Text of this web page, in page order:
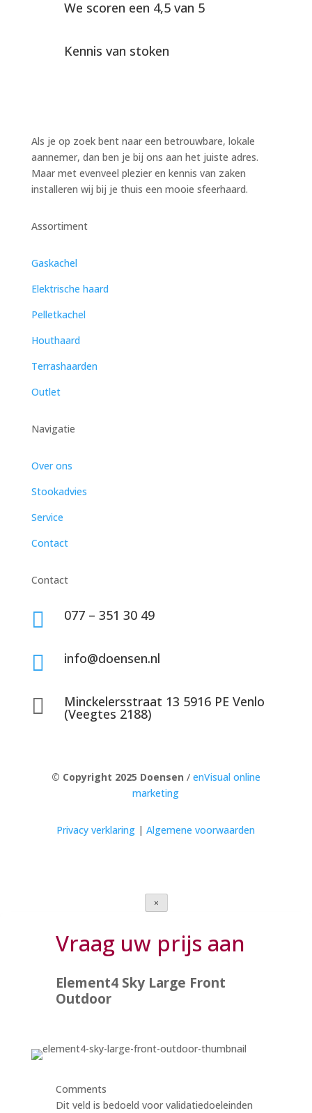
We scoren een 4,5 van 5
Kennis van stoken
Als je op zoek bent naar een betrouwbare, lokale
aannemer, dan ben je bij ons aan het juiste adres.
Maar met evenveel plezier en kennis van zaken
installeren wij bij je thuis een mooie sfeerhaard.
Assortiment
Gaskachel
Elektrische haard
Pelletkachel
Houthaard
Terrashaarden
Outlet
Navigatie
Over ons
Stookadvies
Service
Contact
Contact
 077 – 351 30 49
 info@doensen.nl
 Minckelersstraat 13 5916 PE Venlo
(Veegtes 2188)
© Copyright 2025 Doensen / enVisual online
marketing
Privacy verklaring |Algemene voorwaarden
×
Vraag uw prijs aan
Element4 Sky Large Front
Outdoor
Comments
Dit veld is bedoeld voor validatiedoeleinden